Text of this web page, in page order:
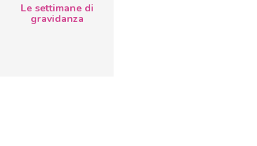
Le settimane di
gravidanza